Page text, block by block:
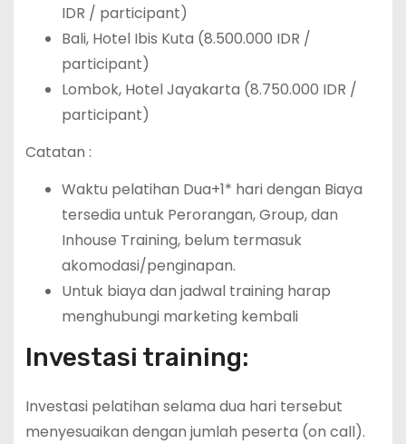
IDR / participant)
Bali, Hotel Ibis Kuta (8.500.000 IDR /
participant)
Lombok, Hotel Jayakarta (8.750.000 IDR /
participant)
Catatan :
Waktu pelatihan Dua+1* hari dengan Biaya
tersedia untuk Perorangan, Group, dan
Inhouse Training, belum termasuk
akomodasi/penginapan.
Untuk biaya dan jadwal training harap
menghubungi marketing kembali
Investasi training:
Investasi pelatihan selama dua hari tersebut
menyesuaikan dengan jumlah peserta (on call).